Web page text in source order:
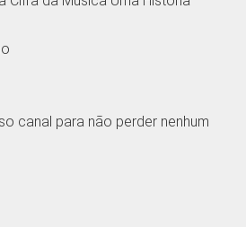
canal para não perder nenhum